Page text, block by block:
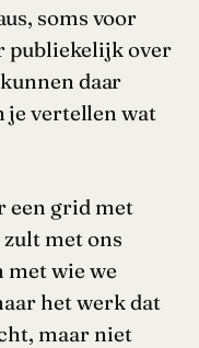
soms voor
publiekelijk over
daar
je vertellen wat
een grid met
met ons
met wie we
het werk dat
maar niet